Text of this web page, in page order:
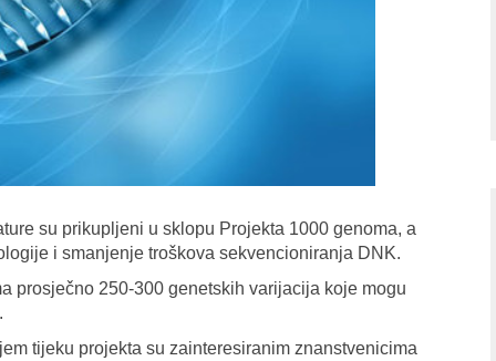
su prikupljeni u sklopu Projekta 1000 genoma, a
i smanjenje troškova sekvencioniranja DNK.
prosječno 250-300 genetskih varijacija koje mogu
tijeku projekta su zainteresiranim znanstvenicima